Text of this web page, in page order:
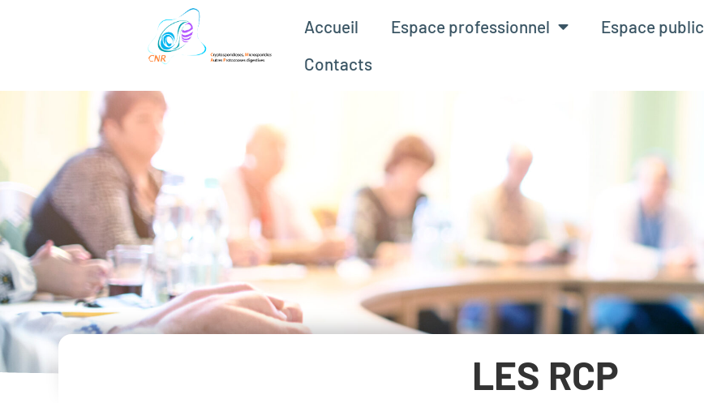
Accueil Espace professionnel
Espace public
Contacts
LES RCP